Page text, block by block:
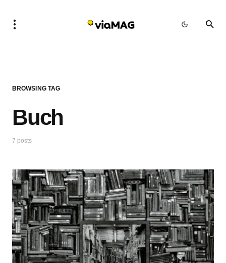
BROWSING TAG
Buch
7 posts